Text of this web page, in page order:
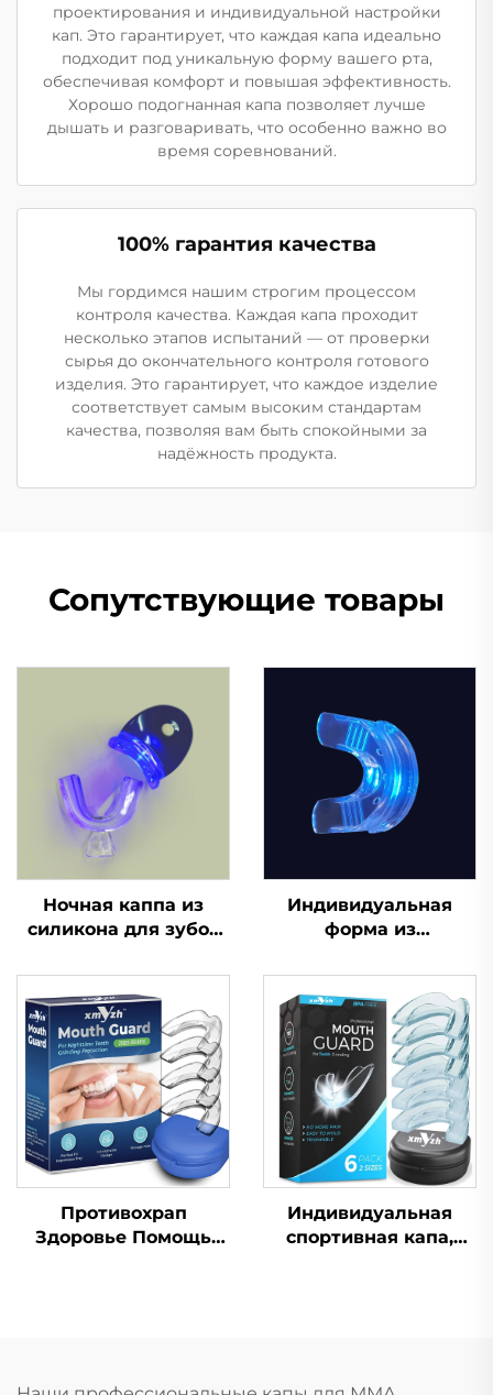
проектирования и индивидуальной настройки
кап. Это гарантирует, что каждая капа идеально
подходит под уникальную форму вашего рта,
обеспечивая комфорт и повышая эффективность.
Хорошо подогнанная капа позволяет лучше
дышать и разговаривать, что особенно важно во
время соревнований.
100% гарантия качества
Мы гордимся нашим строгим процессом
контроля качества. Каждая капа проходит
несколько этапов испытаний — от проверки
сырья до окончательного контроля готового
изделия. Это гарантирует, что каждое изделие
соответствует самым высоким стандартам
качества, позволяя вам быть спокойными за
надёжность продукта.
Сопутствующие товары
Ночная каппа из
силикона для зубов
защита от скрежета
зубами и
стискивания
челюстей, капа для
сна, отбеливания
зубов
Индивидуальная
форма из
капа для
отбеливания зубов,
профессиональный
набор для
отбеливания зубов с
капой от скрежета
зубами
Противохрап
Здоровье Помощь
остановки дыхания
Индивидуальная
спортивная капа,